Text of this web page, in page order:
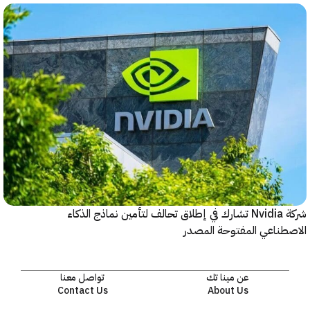
شركة Nvidia تشارك في إطلاق تحالف لتأمين نماذج الذكاء
المفتوحة المصدر
عن مينا تك
About Us
تواصل معنا
Contact Us